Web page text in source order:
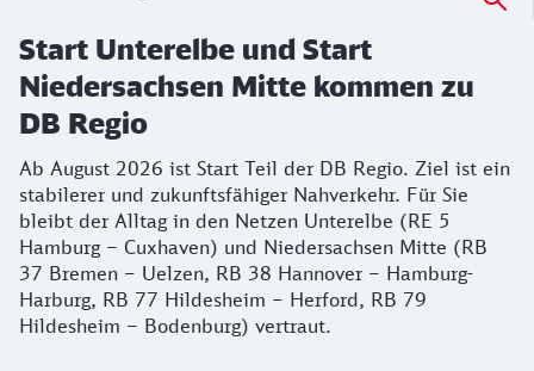
Start Unterelbe und Start
Niedersachsen Mitte kommen zu
DB Regio
Ab August 2026 ist Start Teil der DB Regio. Ziel ist ein
stabilerer und zukunftsfähiger Nahverkehr. Für Sie
bleibt der Alltag in den Netzen Unterelbe (RE 5
Hamburg – Cuxhaven) und Niedersachsen Mitte (RB
37 Bremen – Uelzen, RB 38 Hannover – Hamburg-
Harburg, RB 77 Hildesheim – Herford, RB 79
Hildesheim – Bodenburg) vertraut.